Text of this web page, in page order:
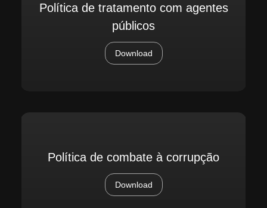
Política de tratamento com agentes
públicos
Download
Política de combate à corrupção
Download